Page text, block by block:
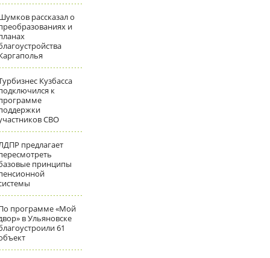
рассказал о
и
Кузбасса
к
СВО
предлагает
принципы
программе «Мой
в Ульяновске
61